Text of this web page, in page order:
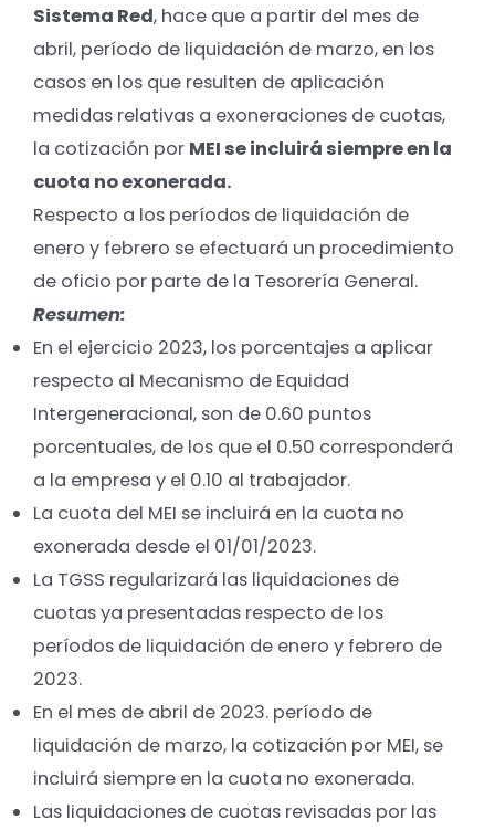
Sistema Red, hace que a partir del mes de
abril, período de liquidación de marzo, en los
casos en los que resulten de aplicación
medidas relativas a exoneraciones de cuotas,
la cotización por MEI se incluirá siempre en la
cuota no exonerada.
Respecto a los períodos de liquidación de
enero y febrero se efectuará un procedimiento
de oficio por parte de la Tesorería General.
Resumen:
En el ejercicio 2023, los porcentajes a aplicar
respecto al Mecanismo de Equidad
Intergeneracional, son de 0.60 puntos
porcentuales, de los que el 0.50 corresponderá
a la empresa y el 0.10 al trabajador.
La cuota del MEI se incluirá en la cuota no
exonerada desde el 01/01/2023.
La TGSS regularizará las liquidaciones de
cuotas ya presentadas respecto de los
períodos de liquidación de enero y febrero de
2023.
En el mes de abril de 2023. período de
liquidación de marzo, la cotización por MEI, se
incluirá siempre en la cuota no exonerada.
Las liquidaciones de cuotas revisadas por las